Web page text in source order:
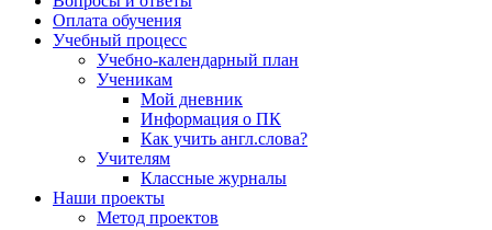
Оплата обучения
Учебный процесс
Учебно-календарный план
Ученикам
Мой дневник
Информация о ПК
Как учить англ.слова?
Учителям
Классные журналы
Наши проекты
Метод проектов